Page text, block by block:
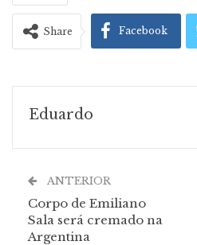
Share Facebook
Eduardo
ANTERIOR
Corpo de Emiliano
Sala será cremado na
Argentina